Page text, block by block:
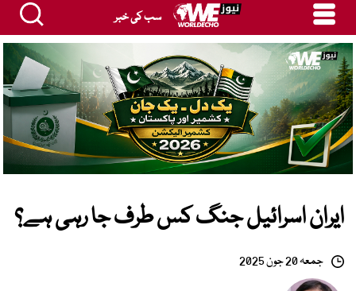
سب کی خبر
ایران اسرائیل جنگ کس طرف جا رہی ہے؟
جمعہ 20 جون 2025